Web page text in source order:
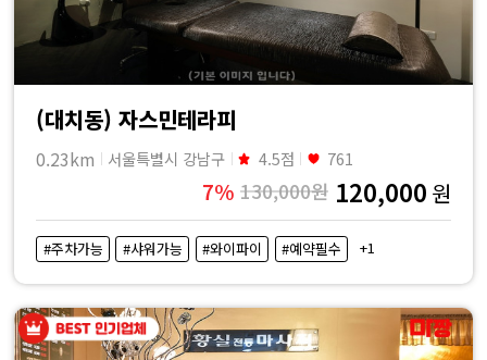
(대치동) 자스민테라피
0.23km 서울특별시 강남구 4.5점 761
7% 130,000원 120,000 원
#주차가능 #샤워가능 #와이파이 #예약필수 +1